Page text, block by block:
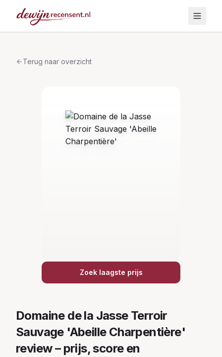
Terug naar overzicht
Zoek laagste prijs
Domaine de la Jasse Terroir
Sauvage 'Abeille Charpentière'
review – prijs, score en